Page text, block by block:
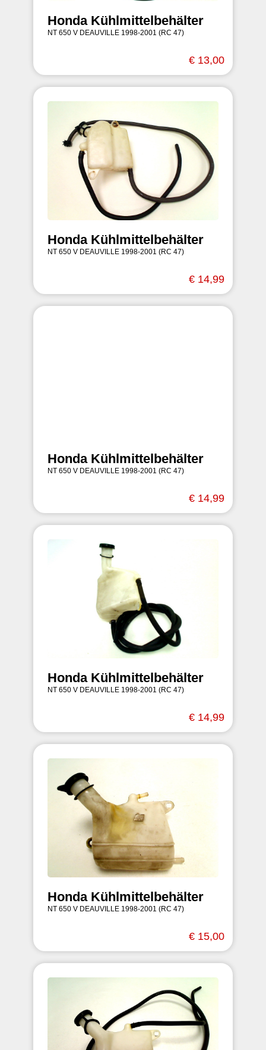
Honda Kühlmittelbehälter
NT 650 V DEAUVILLE 1998-2001 (RC 47)
€ 13,00
Honda Kühlmittelbehälter
NT 650 V DEAUVILLE 1998-2001 (RC 47)
€ 14,99
Honda Kühlmittelbehälter
NT 650 V DEAUVILLE 1998-2001 (RC 47)
€ 14,99
Honda Kühlmittelbehälter
NT 650 V DEAUVILLE 1998-2001 (RC 47)
€ 14,99
Honda Kühlmittelbehälter
NT 650 V DEAUVILLE 1998-2001 (RC 47)
€ 15,00